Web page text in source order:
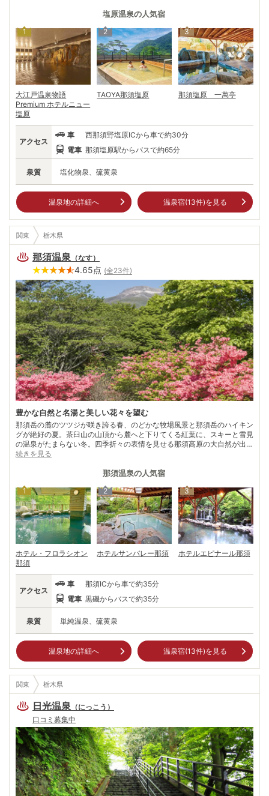
ながらの素朴な温泉街あり、緑や乳白色、墨色などの温泉ありと秘湯、名
られた塩原温泉。800年の歴史を持つ妙雲寺は、多くの文学碑が建ち「文
学の森」と呼ばれる名所。目で見て肌で感じた塩原の魅力を、再確認でき
る。
塩原温泉の人気宿
1
大江戸温泉物語
Premium ホテルニュー
塩原
2
TAOYA那須塩原
3
那須塩原 一萬亭
泉質 塩化物泉、硫黄泉
アクセス
車
西那須野塩原ICから車で約30分
電車 那須塩原駅からバスで約65分
温泉地の詳細へ 温泉宿(13件)を見る
関東 栃木県
那須温泉 （なす）
4.65点 (全23件)
豊かな自然と名湯と美しい花々を望む
那須岳の麓のツツジが咲き誇る春、のどかな牧場風景と那須岳のハイキン
グが絶好の夏。茶臼山の山頂から麓へと下りてくる紅葉に、スキーと雪見
の温泉がたまらない冬。四季折々の表情を見せる那須高原の大自然が出迎
えてくれる那須温泉郷。 東北自動車道・那須ICから温泉郷へと続く一帯
などが点在。一方、温泉は豊富な湯量と様々な泉質を楽しめる名湯。 リ
泉。標高約1250mの場所に湧く秘湯、大丸温泉から見下ろす那須野ヶ原
は絶景だ。豊かな自然とあふれる名湯で、自分好みの休暇を過ごしたい。
続きを見る
那須温泉の人気宿
1
ホテル・フロラシオン
那須
2
ホテルサンバレー那須
3
ホテルエピナール那須
泉質 単純温泉、硫黄泉
アクセス
車
那須ICから車で約35分
電車 黒磯からバスで約35分
温泉地の詳細へ 温泉宿(13件)を見る
関東 栃木県
日光温泉 （にっこう ）
口コミ募集中